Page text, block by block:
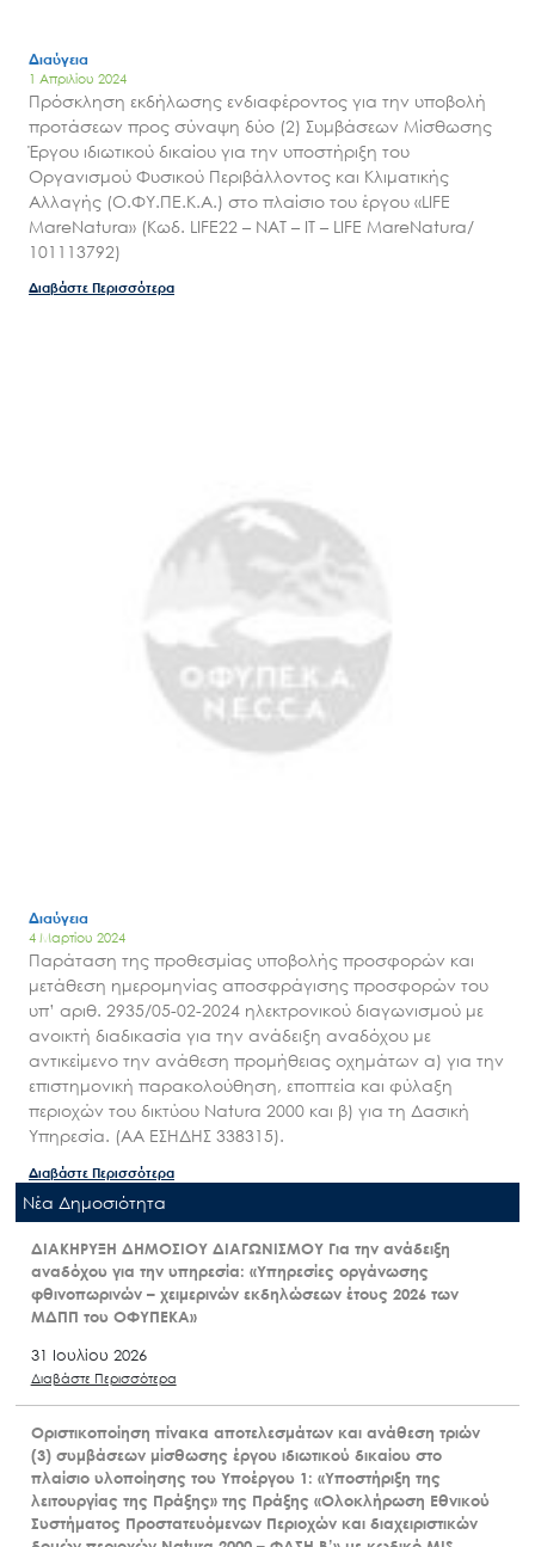
Διαύγεια
1 Απριλίου 2024
Πρόσκληση εκδήλωσης ενδιαφέροντος για την υποβολή
προτάσεων προς σύναψη δύο (2) Συμβάσεων Μίσθωσης
Έργου ιδιωτικού δικαίου για την υποστήριξη του
Οργανισμού Φυσικού Περιβάλλοντος και Κλιματικής
Αλλαγής (Ο.ΦΥ.ΠΕ.Κ.Α.) στο πλαίσιο του έργου «LIFE
MareNatura» (Κωδ. LIFE22 – NAT – IT – LIFE MareNatura/
101113792)
Διαβάστε Περισσότερα
Διαύγεια
4 Μαρτίου 2024
Παράταση της προθεσμίας υποβολής προσφορών και
μετάθεση ημερομηνίας αποσφράγισης προσφορών του
υπ’ αριθ. 2935/05-02-2024 ηλεκτρονικού διαγωνισμού με
ανοικτή διαδικασία για την ανάδειξη αναδόχου με
αντικείμενο την ανάθεση προμήθειας οχημάτων α) για την
επιστημονική παρακολούθηση, εποπτεία και φύλαξη
περιοχών του δικτύου Natura 2000 και β) για τη Δασική
Υπηρεσία. (ΑΑ ΕΣΗΔΗΣ 338315).
Διαβάστε Περισσότερα
Nέα Δημοσιότητα
ΔΙΑΚΗΡΥΞΗ ΔΗΜΟΣΙΟΥ ΔΙΑΓΩΝΙΣΜΟΥ Για την ανάδειξη
αναδόχου για την υπηρεσία: «Υπηρεσίες οργάνωσης
φθινοπωρινών – χειμερινών εκδηλώσεων έτους 2026 των
ΜΔΠΠ του ΟΦΥΠΕΚΑ»
31 Ιουλίου 2026
Διαβάστε Περισσότερα
Οριστικοποίηση πίνακα αποτελεσμάτων και ανάθεση τριών
(3) συμβάσεων μίσθωσης έργου ιδιωτικού δικαίου στο
πλαίσιο υλοποίησης του Υποέργου 1: «Υποστήριξη της
λειτουργίας της Πράξης» της Πράξης «Ολοκλήρωση Εθνικού
Συστήματος Προστατευόμενων Περιοχών και διαχειριστικών